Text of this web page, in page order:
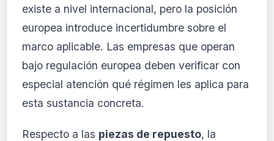
existe a nivel internacional, pero la posición
europea introduce incertidumbre sobre el
marco aplicable. Las empresas que operan
bajo regulación europea deben verificar con
especial atención qué régimen les aplica para
esta sustancia concreta.
Respecto a las piezas de repuesto, la